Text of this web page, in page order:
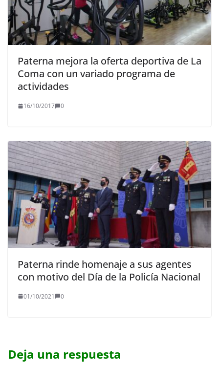
Paterna mejora la oferta deportiva de La
Coma con un variado programa de
actividades
16/10/2017 0
Paterna rinde homenaje a sus agentes
con motivo del Día de la Policía Nacional
01/10/2021 0
Deja una respuesta